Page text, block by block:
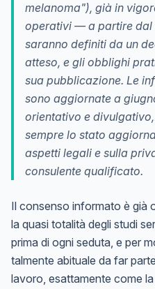
melanoma"), già in
operativi — a partire
saranno definiti da un
atteso, e gli obblighi
sua pubblicazione. Le
sono aggiornate a
orientativo e
sempre lo stato
aspetti legali e sulla
consulente qualificato.
Il consenso informato è già
la quasi totalità degli studi
prima di ogni seduta, e per
talmente abituale da far
lavoro, esattamente come